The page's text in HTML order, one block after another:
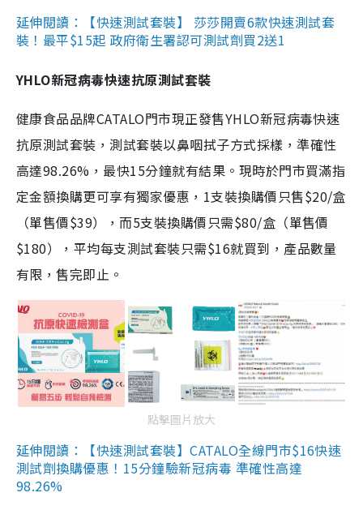
延伸閱讀：【快速測試套裝】 莎莎開賣6款快速測試套
裝！最平$15起 政府衛生署認可測試劑買2送1
YHLO新冠病毒快速抗原測試套裝
健康食品品牌CATALO門市現正發售YHLO新冠病毒快速
抗原測試套裝，測試套裝以鼻咽拭子方式採樣，準確性
高達98.26%，最快15分鐘就有結果。現時於門市買滿指
定金額換購更可享有獨家優惠，1支裝換購價只售$20/盒
（單售價$39），而5支裝換購價只需$80/盒（單售價
$180），平均每支測試套裝只需$16就買到，產品數量
有限，售完即止。
點擊圖片放大
延伸閱讀：【快速測試套裝】CATALO全線門市$16快速
測試劑換購優惠！15分鐘驗新冠病毒 準確性高達
98.26%